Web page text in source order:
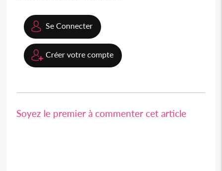
Se Connecter
Créer votre compte
Soyez le premier à commenter cet article